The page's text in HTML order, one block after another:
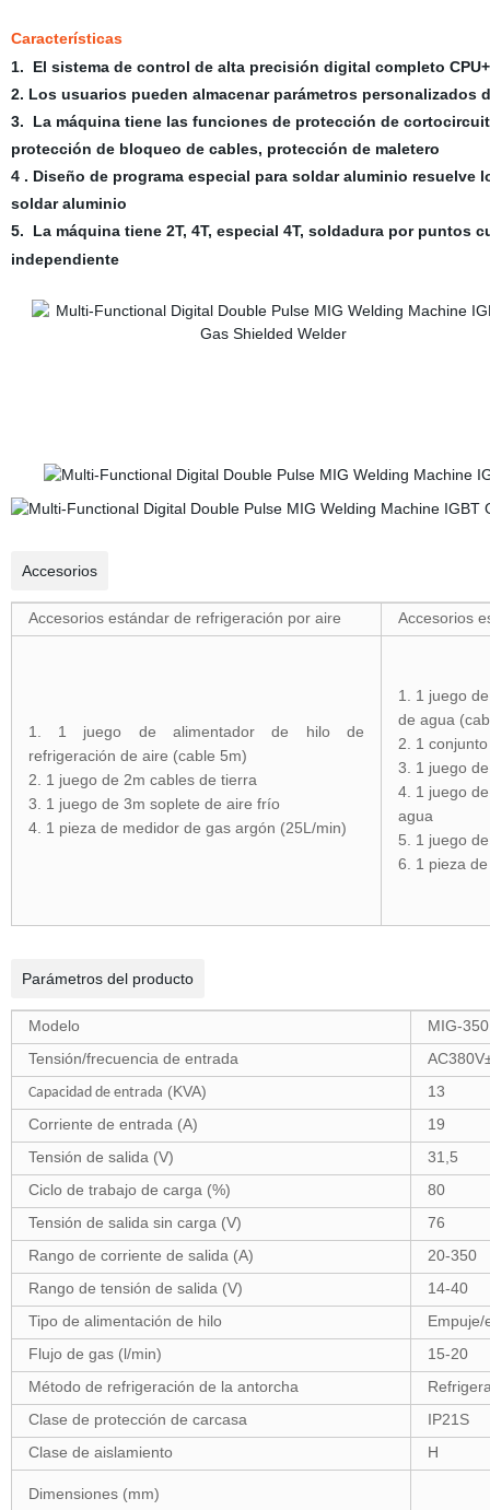
Características
1. El sistema de control de alta precisión digital completo
2. Los usuarios pueden almacenar parámetros personalizados
3.
La máquina tiene las funciones de protección de
protección de bloqueo de cables, protección de maletero
4 . Diseño de programa especial para soldar aluminio
soldar aluminio
5.
La máquina tiene2T, 4T, especial 4T, soldadura por puntos
independiente
Accesorios
Accesorios estándar de refrigeración por aire Accesorios
1. 1 juego de alimentador de hilo de
refrigeración de aire (cable 5m)
2. 1 juego de 2m cables de tierra
3. 1 juego de 3m soplete de aire frío
4. 1 pieza de medidor de gas argón (25L/min)
1. 1 juego
de agua
2. 1
3. 1 juego
4. 1 juego
agua
5. 1 juego
6. 1 pieza
Parámetros del producto
Modelo
MIG-
Tensión/frecuencia de entrada
Capacidad de entrada (KVA)
13
Corriente de entrada (A)
19
Tensión de salida (V)
31,5
Ciclo de trabajo de carga (%)
80
Tensión de salida sin carga (V)
76
Rango de corriente de salida (A)
20-350
Rango de tensión de salida (V)
14-40
Tipo de alimentación de hilo
Empuje/
Flujo de gas (l/min)
15-20
Método de refrigeración de la antorcha
Clase de protección de carcasa
IP21S
Clase de aislamiento
H
Dimensiones (mm)